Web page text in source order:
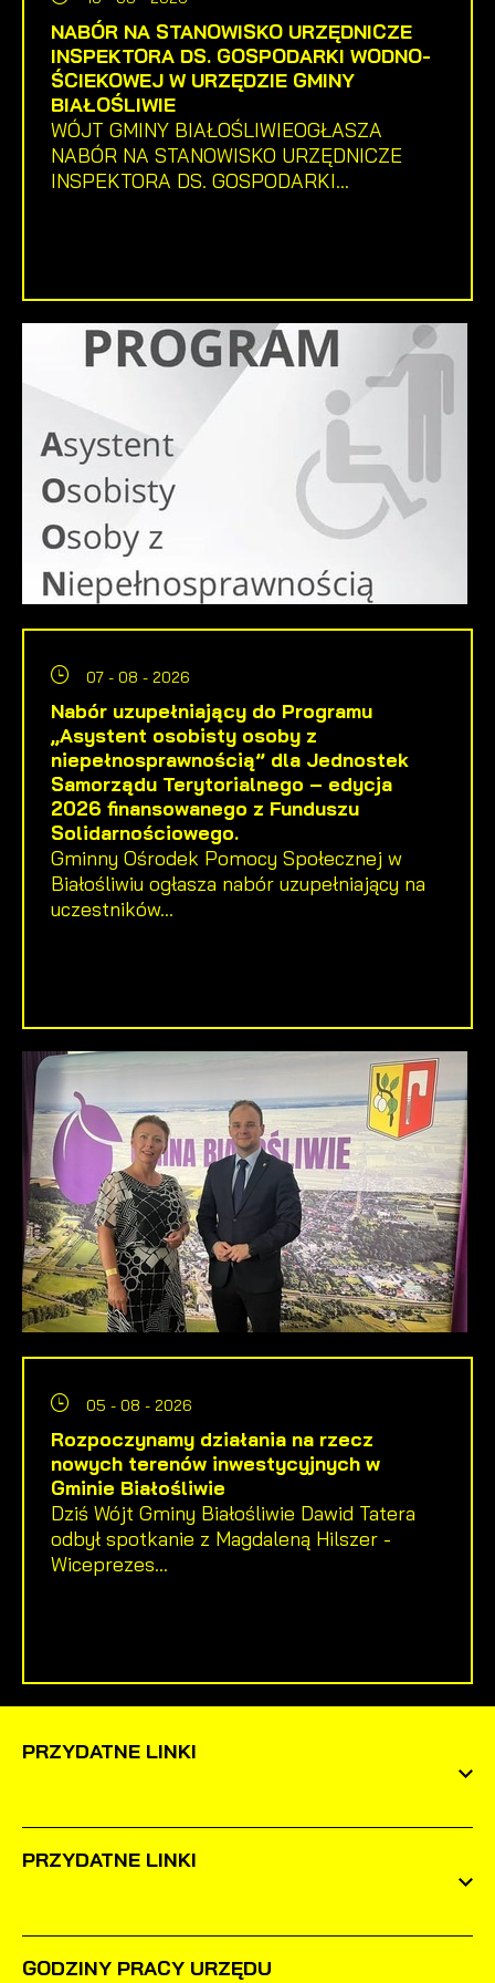
NABÓR NA STANOWISKO URZĘDNICZE
INSPEKTORA DS. GOSPODARKI WODNO-
ŚCIEKOWEJ W URZĘDZIE GMINY
BIAŁOŚLIWIE
WÓJT GMINY BIAŁOŚLIWIEOGŁASZA
NABÓR NA STANOWISKO URZĘDNICZE
INSPEKTORA DS. GOSPODARKI...
07 - 08 - 2026
Nabór uzupełniający do Programu
„Asystent osobisty osoby z
niepełnosprawnością” dla Jednostek
Samorządu Terytorialnego – edycja
2026 finansowanego z Funduszu
Solidarnościowego.
Gminny Ośrodek Pomocy Społecznej w
Białośliwiu ogłasza nabór uzupełniający na
uczestników...
05 - 08 - 2026
Rozpoczynamy działania na rzecz
nowych terenów inwestycyjnych w
Gminie Białośliwie
Dziś Wójt Gminy Białośliwie Dawid Tatera
odbył spotkanie z Magdaleną Hilszer -
Wiceprezes...
PRZYDATNE LINKI
PRZYDATNE LINKI
GODZINY PRACY URZĘDU